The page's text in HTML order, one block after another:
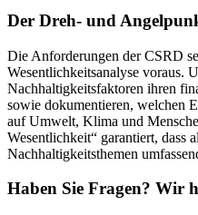
Der Dreh- und
Die Anforderungen der CSRD
Wesentlichkeitsanalyse voraus.
Nachhaltigkeitsfaktoren ihren
sowie dokumentieren, welchen
auf Umwelt, Klima und
Wesentlichkeit“ garantiert, dass
Nachhaltigkeitsthemen
Haben Sie Fragen? Wir